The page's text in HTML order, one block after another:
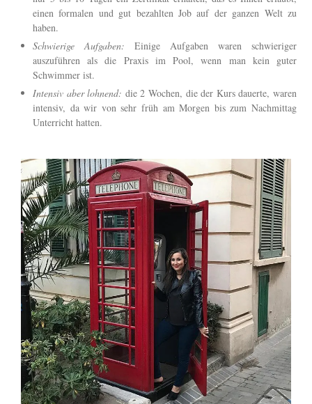
einen formalen und gut bezahlten Job auf der ganzen Welt zu
haben.
Schwierige Aufgaben: Einige Aufgaben waren schwieriger
auszuführen als die Praxis im Pool, wenn man kein guter
Schwimmer ist.
Intensiv aber lohnend: die 2 Wochen, die der Kurs dauerte, waren
intensiv, da wir von sehr früh am Morgen bis zum Nachmittag
Unterricht hatten.